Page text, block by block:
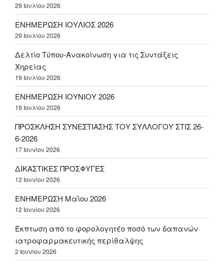
29 Ιουλίου 2026
ΕΝΗΜΕΡΩΣΗ ΙΟΥΛΙΟΣ 2026
29 Ιουλίου 2026
Δελτίο Τύπου-Ανακοίνωση για τις Συντάξεις
Χηρείας
19 Ιουλίου 2026
ΕΝΗΜΕΡΩΣΗ ΙΟΥΝΙΟΥ 2026
19 Ιουλίου 2026
ΠΡΟΣΚΛΗΣΗ ΣΥΝΕΣΤΙΑΣΗΣ ΤΟΥ ΣΥΛΛΟΓΟΥ ΣΤΙΣ 26-
6-2026
17 Ιουνίου 2026
ΔΙΚΑΣΤΙΚΕΣ ΠΡΟΣΦΥΓΕΣ
12 Ιουνίου 2026
ΕΝΗΜΕΡΩΣΗ Μαΐου 2026
12 Ιουνίου 2026
Έκπτωση από το φορολογητέο ποσό των δαπανών
ιατροφαρμακευτικής περίθαλψης
2 Ιουνίου 2026